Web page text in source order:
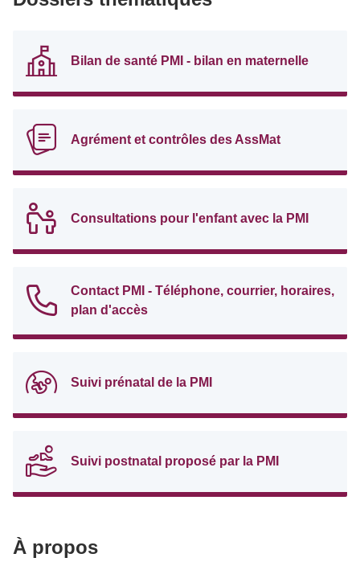
Bilan de santé PMI - bilan en maternelle
Agrément et contrôles des AssMat
Consultations pour l'enfant avec la PMI
Contact PMI - Téléphone, courrier, horaires,
plan d'accès
Suivi prénatal de la PMI
Suivi postnatal proposé par la PMI
À propos